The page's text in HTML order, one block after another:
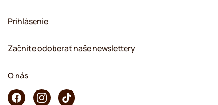
Prihlásenie
Začnite odoberať naše newslettery
O nás